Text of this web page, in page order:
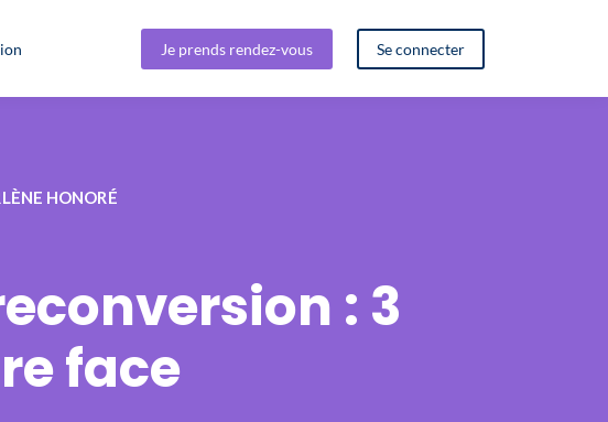
Je prends rendez-vous Se connecter
HONORÉ
: 3
face